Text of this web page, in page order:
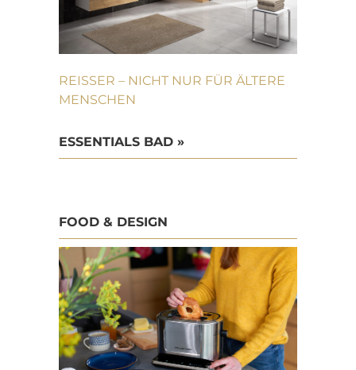
REISSER – NICHT NUR FÜR ÄLTERE
MENSCHEN
ESSENTIALS BAD »
FOOD & DESIGN